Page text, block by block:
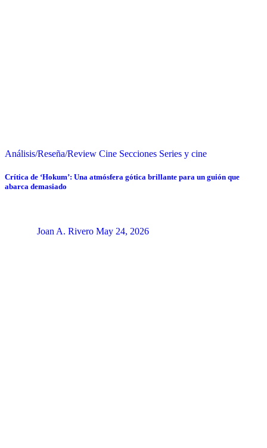
Análisis/Reseña/Review Cine Secciones Series y cine
Crítica de ‘Hokum’: Una atmósfera gótica brillante para un guión que
abarca demasiado
Joan A. Rivero May 24, 2026